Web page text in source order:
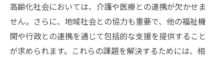
高齢化社会においては、介護や医療との連携が欠かせま
せん。さらに、地域社会との協力も重要で、他の福祉機
関や行政との連携を通じて包括的な支援を提供すること
が求められます。これらの課題を解決するためには、相